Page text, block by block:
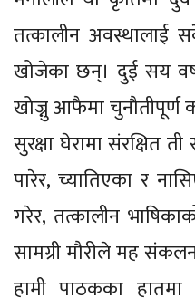
तत्कालीन अवस्थालाई
खोजेका छन्। दुई सय वर्ष
खोज्नु आफैमा चुनौतीपूर्ण
सुरक्षा घेरामा संरक्षित
पारेर, च्यातिएका र
गरेर, तत्कालीन
सामग्री मौरीले मह
हामी पाठकका